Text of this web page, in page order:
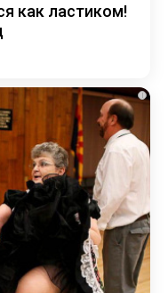
как ластиком!
i